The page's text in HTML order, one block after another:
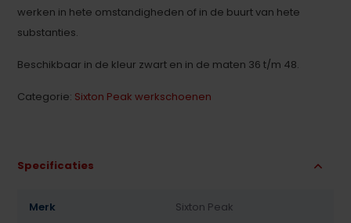
werken in hete omstandigheden of in de buurt van hete
substanties.
Beschikbaar in de kleur zwart en in de maten 36 t/m 48.
Categorie: Sixton Peak werkschoenen
Specificaties
Merk Sixton Peak